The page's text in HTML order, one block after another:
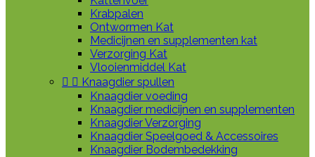
Krabpalen
Ontwormen Kat
Medicijnen en supplementen kat
Verzorging Kat
Vlooienmiddel Kat
  Knaagdier spullen
Knaagdier voeding
Knaagdier medicijnen en supplementen
Knaagdier Verzorging
Knaagdier Speelgoed & Accessoires
Knaagdier Bodembedekking